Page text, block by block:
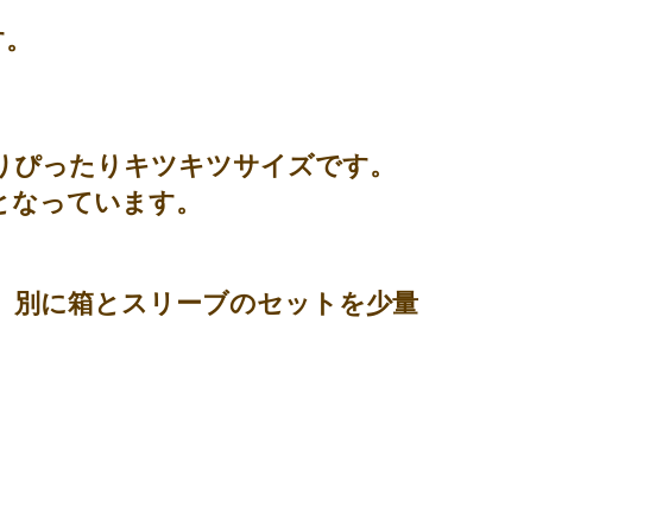
ったりキツキツサイズです。
っています。
に箱とスリーブのセットを少量